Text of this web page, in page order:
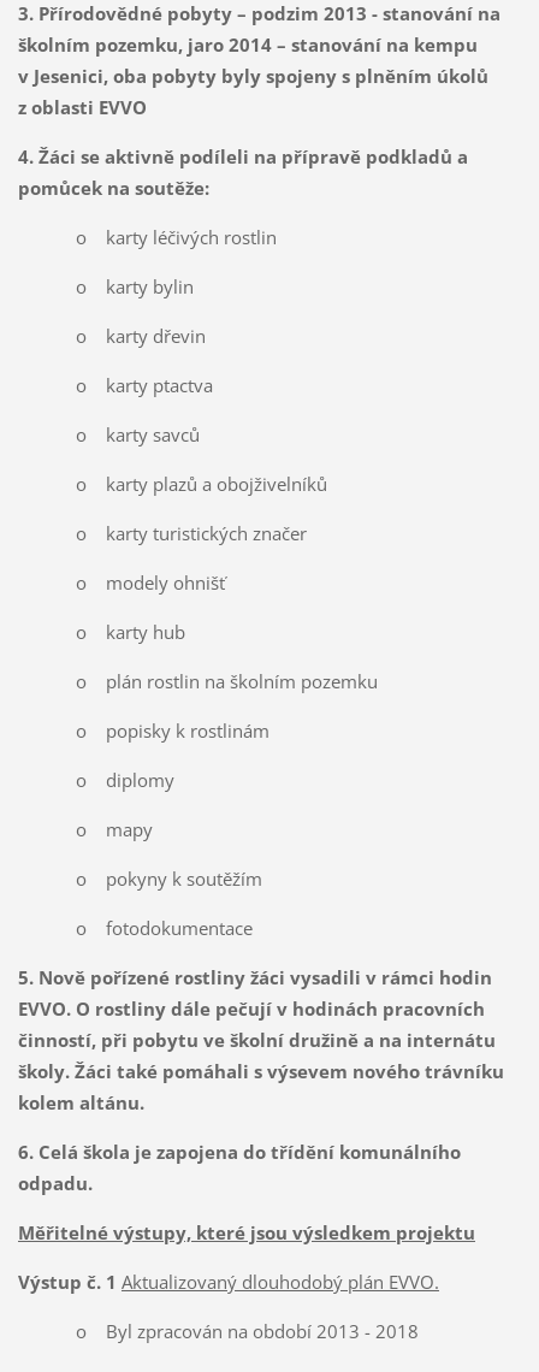
3. Přírodovědné pobyty – podzim 2013 - stanování na
školním pozemku, jaro 2014 – stanování na kempu
v Jesenici, oba pobyty byly spojeny s plněním úkolů
z oblasti EVVO
4. Žáci se aktivně podíleli na přípravě podkladů a
pomůcek na soutěže:
o karty léčivých rostlin
o karty bylin
o karty dřevin
o karty ptactva
o karty savců
o karty plazů a obojživelníků
o karty turistických značer
o modely ohnišť
o karty hub
o plán rostlin na školním pozemku
o popisky k rostlinám
o diplomy
o mapy
o pokyny k soutěžím
o fotodokumentace
5. Nově pořízené rostliny žáci vysadili v rámci hodin
EVVO. O rostliny dále pečují v hodinách pracovních
činností, při pobytu ve školní družině a na internátu
školy. Žáci také pomáhali s výsevem nového trávníku
kolem altánu.
6. Celá škola je zapojena do třídění komunálního
odpadu.
Měřitelné výstupy, které jsou výsledkem projektu
Výstup č. 1 Aktualizovaný dlouhodobý plán EVVO.
o Byl zpracován na období 2013 - 2018